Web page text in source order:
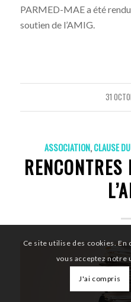
PARMED-MAE a été
soutien de l’AMIG.
31
ASSOCIATION,CLAUSE
Ce site utilise des cookies.
vous acceptez notre
J'ai compris